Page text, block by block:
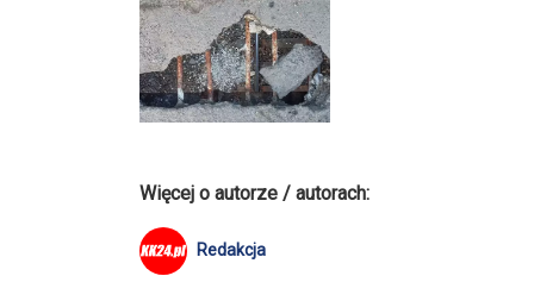
Więcej o autorze / autorach:
Redakcja